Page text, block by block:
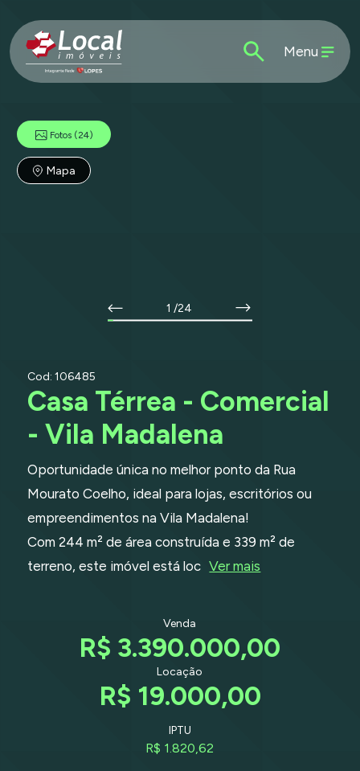
Menu
Fotos (24)
Mapa
1 /24
Cod: 106485
Casa Térrea - Comercial
- Vila Madalena
Oportunidade única no melhor ponto da Rua
Mourato Coelho, ideal para lojas, escritórios ou
empreendimentos na Vila Madalena!
Com 244 m² de área construída e 339 m² de
terreno, este imóvel está loc Ver mais
Venda
R$ 3.390.000,00
Locação
R$ 19.000,00
IPTU
R$ 1.820,62